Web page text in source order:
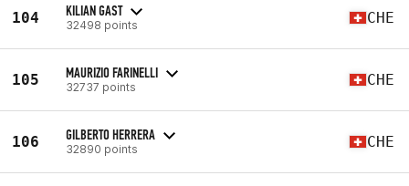
104 KILIAN GAST
32498 points CHE
105 MAURIZIO FARINELLI
32737 points CHE
106 GILBERTO HERRERA
32890 points CHE